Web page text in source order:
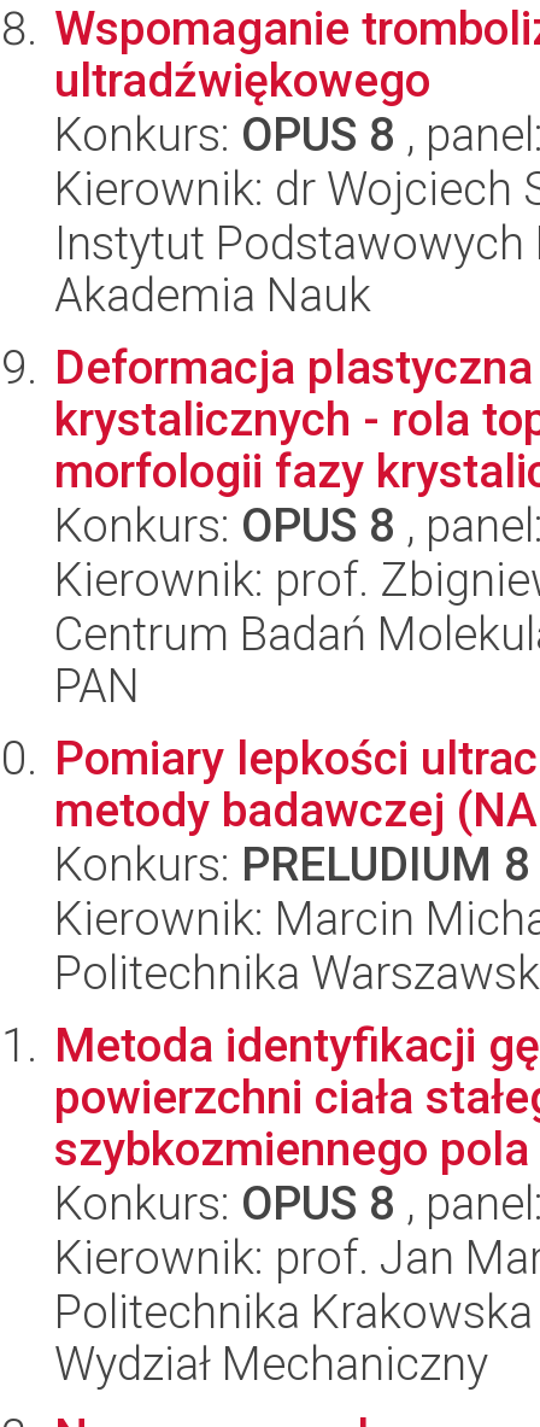
Wspomaganie
ultradźwiękowego
Konkurs: OPUS 8 ,
Kierownik: dr Wojciech
Instytut
Akademia Nauk
Deformacja
krystalicznych - rola
morfologii fazy
Konkurs: OPUS 8 ,
Kierownik: prof.
Centrum Badań
PAN
Pomiary lepkości
metody badawczej
Konkurs: PRELUDIUM 8
Kierownik: Marcin
Politechnika
Metoda identyfikacji
powierzchni ciała
szybkozmiennego
Konkurs: OPUS 8 ,
Kierownik: prof. Jan
Politechnika
Wydział Mechaniczny